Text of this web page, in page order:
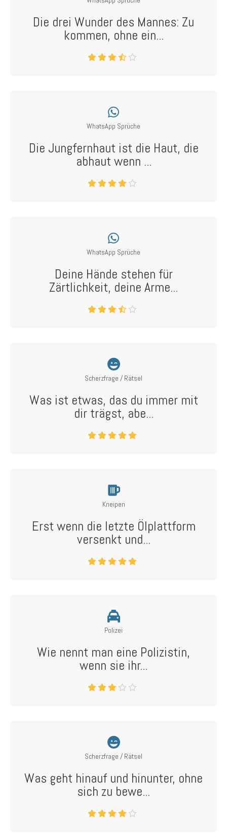
Die drei Wunder des Mannes: Zu
kommen, ohne ein...
WhatsApp Sprüche
Die Jungfernhaut ist die Haut, die
abhaut wenn ...
WhatsApp Sprüche
Deine Hände stehen für
Zärtlichkeit, deine Arme...
Scherzfrage / Rätsel
Was ist etwas, das du immer mit
dir trägst, abe...
Kneipen
Erst wenn die letzte Ölplattform
versenkt und...
Polizei
Wie nennt man eine Polizistin,
wenn sie ihr...
Scherzfrage / Rätsel
Was geht hinauf und hinunter, ohne
sich zu bewe...